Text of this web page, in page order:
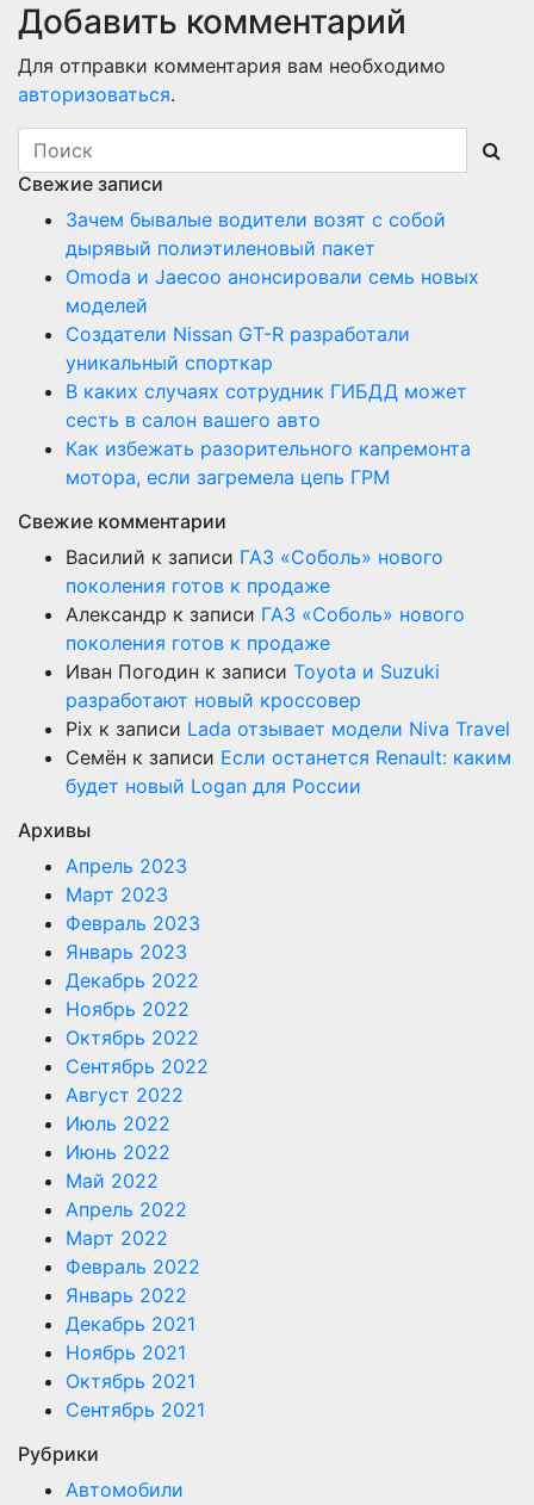
Добавить комментарий
Для отправки комментария вам необходимо
авторизоваться.
Свежие записи
Зачем бывалые водители возят с собой
дырявый полиэтиленовый пакет
Оmoda и Jaecoo анонсировали семь новых
моделей
Создатели Nissan GT-R разработали
уникальный спорткар
В каких случаях сотрудник ГИБДД может
сесть в салон вашего авто
Как избежать разорительного капремонта
мотора, если загремела цепь ГРМ
Свежие комментарии
Василий к записи ГАЗ «Соболь» нового
поколения готов к продаже
Александр к записи ГАЗ «Соболь» нового
поколения готов к продаже
Иван Погодин к записи Toyota и Suzuki
разработают новый кроссовер
Pix к записи Lada отзывает модели Niva Travel
Семён к записи Если останется Renault: каким
будет новый Logan для России
Архивы
Апрель 2023
Март 2023
Февраль 2023
Январь 2023
Декабрь 2022
Ноябрь 2022
Октябрь 2022
Сентябрь 2022
Август 2022
Июль 2022
Июнь 2022
Май 2022
Апрель 2022
Март 2022
Февраль 2022
Январь 2022
Декабрь 2021
Ноябрь 2021
Октябрь 2021
Сентябрь 2021
Рубрики
Автомобили